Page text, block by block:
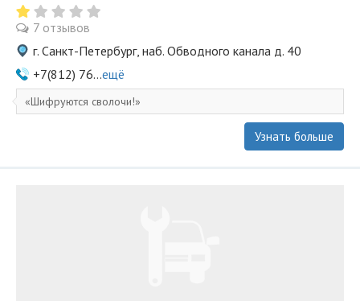
7 отзывов
г. Санкт-Петербург, наб. Обводного канала д. 40
+7(812) 76...ещё
Шифруются сволочи!
Узнать больше